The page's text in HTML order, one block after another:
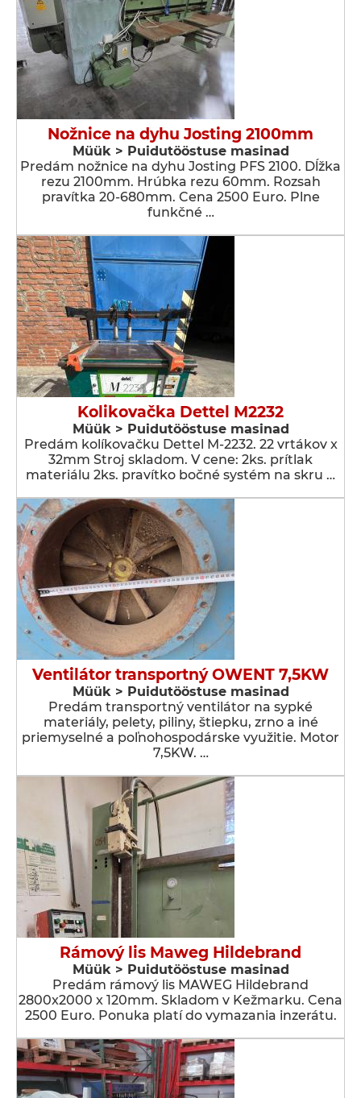
Nožnice na dyhu Josting 2100mm
Müük > Puidutööstuse masinad
Predám nožnice na dyhu Josting PFS 2100. Dĺžka
rezu 2100mm. Hrúbka rezu 60mm. Rozsah
pravítka 20-680mm. Cena 2500 Euro. Plne
funkčné …
Kolikovačka Dettel M2232
Müük > Puidutööstuse masinad
Predám kolíkovačku Dettel M-2232. 22 vrtákov x
32mm Stroj skladom. V cene: 2ks. prítlak
materiálu 2ks. pravítko bočné systém na skru …
Ventilátor transportný OWENT 7,5KW
Müük > Puidutööstuse masinad
Predám transportný ventilátor na sypké
materiály, pelety, piliny, štiepku, zrno a iné
priemyselné a poľnohospodárske využitie. Motor
7,5KW. …
Rámový lis Maweg Hildebrand
Müük > Puidutööstuse masinad
Predám rámový lis MAWEG Hildebrand
2800x2000 x 120mm. Skladom v Kežmarku. Cena
2500 Euro. Ponuka platí do vymazania inzerátu.